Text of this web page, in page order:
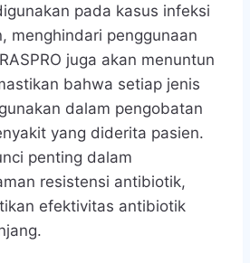
pada kasus infeksi
menghindari penggunaan
juga akan menuntun
bahwa setiap jenis
dalam pengobatan
yang diderita pasien.
penting dalam
resistensi antibiotik,
efektivitas antibiotik